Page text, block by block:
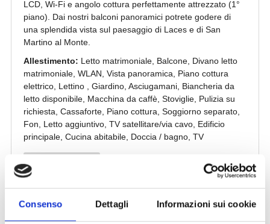
Consenso Dettagli Informazioni sui cookie